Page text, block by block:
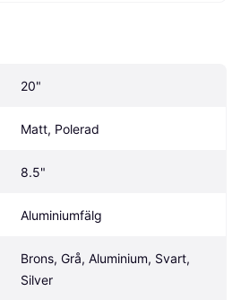
20"
Matt, Polerad
8.5"
Aluminiumfälg
Brons, Grå, Aluminium, Svart,
Silver